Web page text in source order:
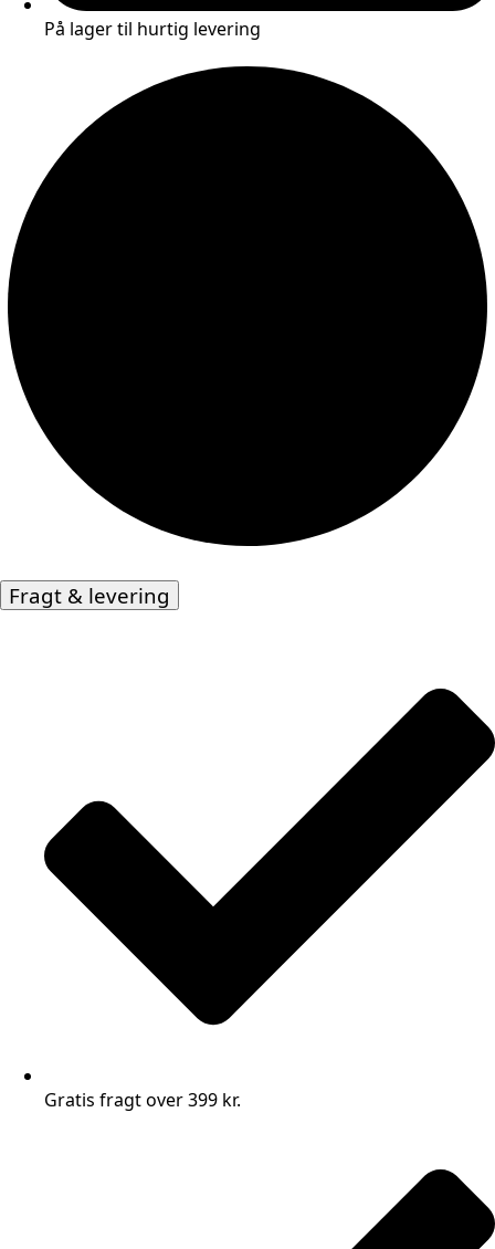
På lager til hurtig levering
Fragt & levering
Gratis fragt over 399 kr.